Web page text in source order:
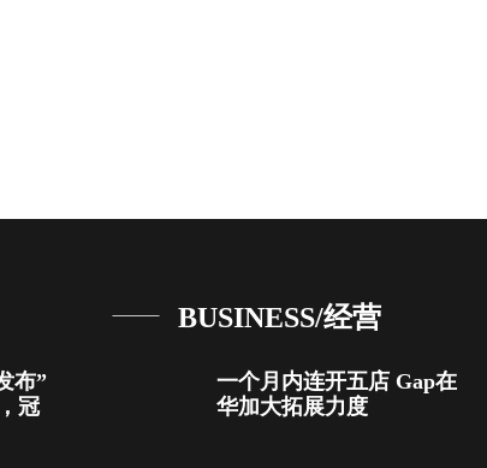
布”
冠
BUSINESS/经营
一个月内连开五店 Gap在
华加大拓展力度